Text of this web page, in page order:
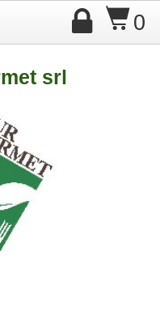
$0

srl